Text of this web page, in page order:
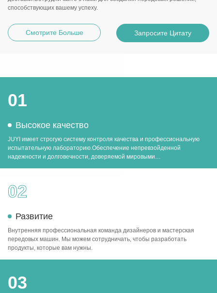
способствующих вашему успеху.
Смотрите Больше Запросите Цитату
01
Высокое качество
JUYI имеет строгую систему контроля качества и профессиональную
испытательную лабораторию.Обеспечение непревзойденной
надежности и долговечности, доверяемой мировыми
02
Развитие
Внутренняя профессиональная команда дизайнеров и мастерская
передовых машин. Мы можем сотрудничать, чтобы разработать
продукты, которые вам нужны.
03